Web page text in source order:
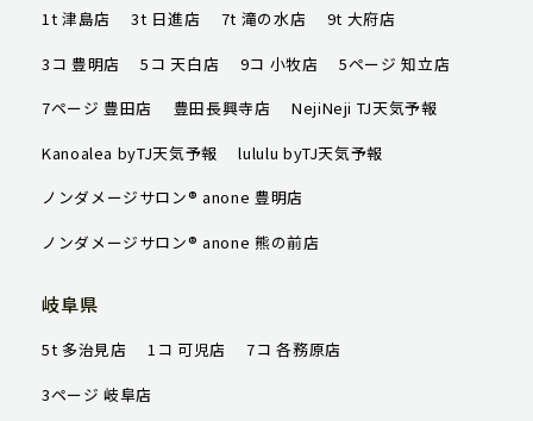
会社概要
求人情報
ご予約はこちら
1t 津島店
3t 日進店 7t 滝の水店
9t 大府店
3コ 豊明店
5コ 天白店 9コ 小牧店
5ページ 知立店
7ページ 豊田店
豊田長興寺店
NejiNeji TJ天気予報
Kanoalea byTJ天気予報
lululu byTJ天気予報
ノンダメージサロン® anone 豊明店
ノンダメージサロン® anone 熊の前店
岐阜県
5t 多治見店 1コ 可児店
7コ 各務原店
3ページ 岐阜店